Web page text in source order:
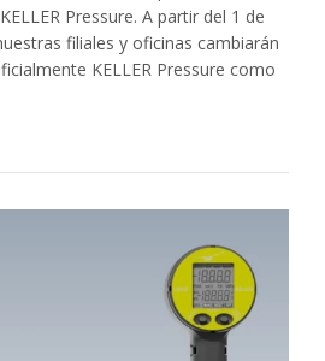
Pressure. A partir del 1 de
filiales y oficinas cambiarán
KELLER Pressure como